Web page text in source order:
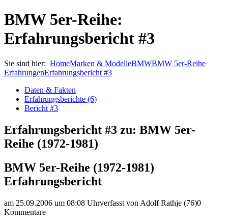
BMW 5er-Reihe:
Erfahrungsbericht #3
Sie sind hier: HomeMarken & ModelleBMWBMW 5er-Reihe
ErfahrungenErfahrungsbericht #3
Daten & Fakten
Erfahrungsberichte (6)
Bericht #3
Erfahrungsbericht #3 zu: BMW 5er-
Reihe (1972-1981)
BMW 5er-Reihe (1972-1981)
Erfahrungsbericht
am 25.09.2006 um 08:08 Uhrverfasst von Adolf Rathje (76)0
Kommentare